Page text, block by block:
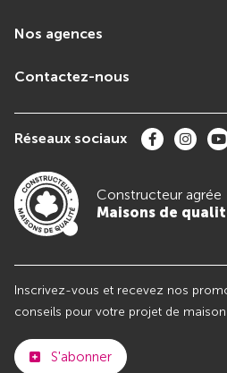
Nos agences
Contactez-nous
Réseaux sociaux
Constructeur agrée
Maisons de
Inscrivez-vous et recevez nos
conseils pour votre projet de maison
S'abonner